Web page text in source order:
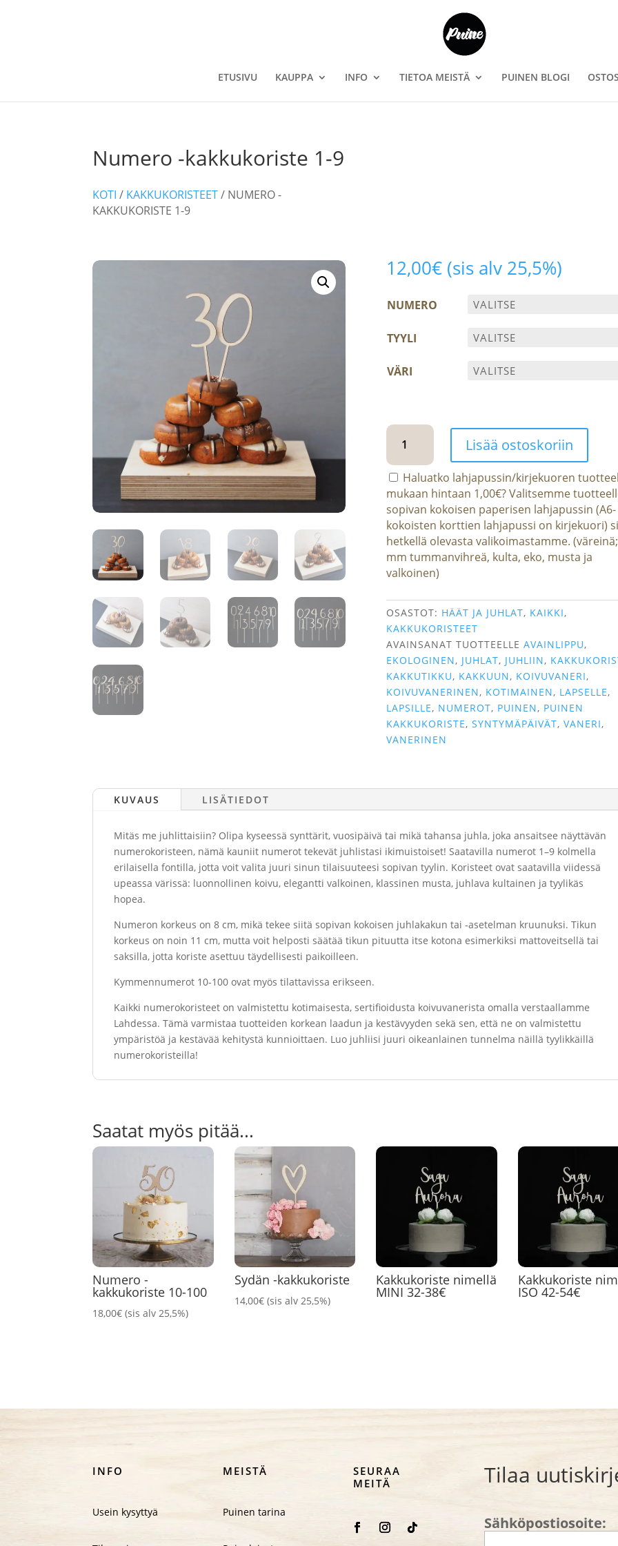
ETUSIVU KAUPPA INFO TIETOA MEISTÄ PUINEN BLOGI
Numero -kakkukoriste 1-9
KOTI / KAKKUKORISTEET/ NUMERO -
KAKKUKORISTE 1-9
12,00€ (sis alv 25,5%)
NUMERO
TYYLI
VÄRI
Numero
kakkukoriste
1-
9
määrä
Lisää ostoskoriin
Haluatko lahjapussin/kirjekuoren
mukaan hintaan 1,00€? Valitsemme
sopivan kokoisen paperisen lahjapussin (A6-
kokoisten korttien lahjapussi on kirjekuori)
hetkellä olevasta valikoimastamme. (väreinä;
mm tummanvihreä, kulta, eko, musta ja
valkoinen)
OSASTOT: HÄÄT JA JUHLAT, KAIKKI,
KAKKUKORISTEET
AVAINSANAT TUOTTEELLE AVAINLIPPU,
EKOLOGINEN, JUHLAT, JUHLIIN,
KAKKUTIKKU, KAKKUUN, KOIVUVANERI,
KOIVUVANERINEN, KOTIMAINEN, LAPSELLE,
LAPSILLE, NUMEROT, PUINEN, PUINEN
KAKKUKORISTE, SYNTYMÄPÄIVÄT, VANERI,
VANERINEN
KUVAUS LISÄTIEDOT
Mitäs me juhlittaisiin? Olipa kyseessä synttärit, vuosipäivä tai mikä tahansa juhla, joka ansaitsee näyttävän
numerokoristeen, nämä kauniit numerot tekevät juhlistasi ikimuistoiset! Saatavilla numerot 1–9 kolmella
erilaisella fontilla, jotta voit valita juuri sinun tilaisuuteesi sopivan tyylin. Koristeet ovat saatavilla viidessä
upeassa värissä: luonnollinen koivu, elegantti valkoinen, klassinen musta, juhlava kultainen ja tyylikäs
hopea.
Numeron korkeus on 8 cm, mikä tekee siitä sopivan kokoisen juhlakakun tai -asetelman kruunuksi. Tikun
korkeus on noin 11 cm, mutta voit helposti säätää tikun pituutta itse kotona esimerkiksi mattoveitsellä tai
saksilla, jotta koriste asettuu täydellisesti paikoilleen.
Kymmennumerot 10-100 ovat myös tilattavissa erikseen.
Kaikki numerokoristeet on valmistettu kotimaisesta, sertifioidusta koivuvanerista omalla verstaallamme
Lahdessa. Tämä varmistaa tuotteiden korkean laadun ja kestävyyden sekä sen, että ne on valmistettu
ympäristöä ja kestävää kehitystä kunnioittaen. Luo juhliisi juuri oikeanlainen tunnelma näillä tyylikkäillä
numerokoristeilla!
Saatat myös pitää...
Numero -
kakkukoriste 10-100
18,00€ (sis alv 25,5%)
Sydän -kakkukoriste
14,00€ (sis alv 25,5%)
Kakkukoriste nimellä
MINI 32-38€
Kakkukoriste
ISO 42-54€
INFO
Usein kysyttyä
MEISTÄ
Puinen tarina
SEURAA
MEITÄ
Tilaa
Sähköpostiosoite: